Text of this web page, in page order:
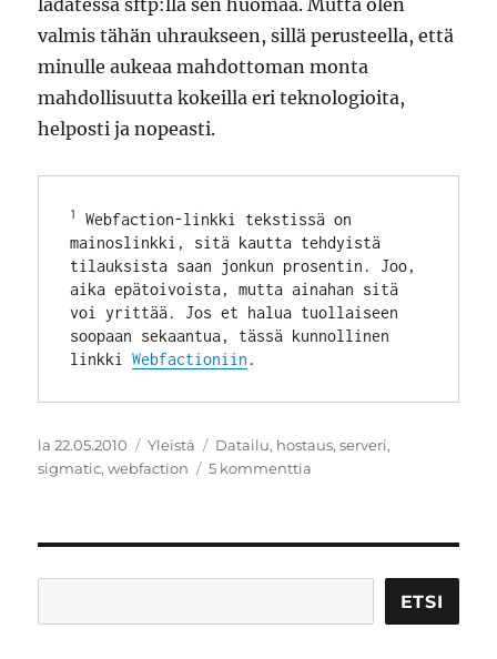
ladatessa sftp:llä sen huomaa. Mutta olen
valmis tähän uhraukseen, sillä perusteella, että
minulle aukeaa mahdottoman monta
mahdollisuutta kokeilla eri teknologioita,
helposti ja nopeasti.
1
Webfaction-linkki tekstissä on
mainoslinkki, sitä kautta tehdyistä
tilauksista saan jonkun prosentin. Joo,
aika epätoivoista, mutta ainahan sitä
voi yrittää. Jos et halua tuollaiseen
soopaan sekaantua, tässä kunnollinen
linkki Webfactioniin .
Julkaistu
la 22.05.2010 Kategoriat
Yleistä Avainsanat
Datailu, hostaus,serveri,
sigmatic,webfaction 5 kommenttia
ETSI